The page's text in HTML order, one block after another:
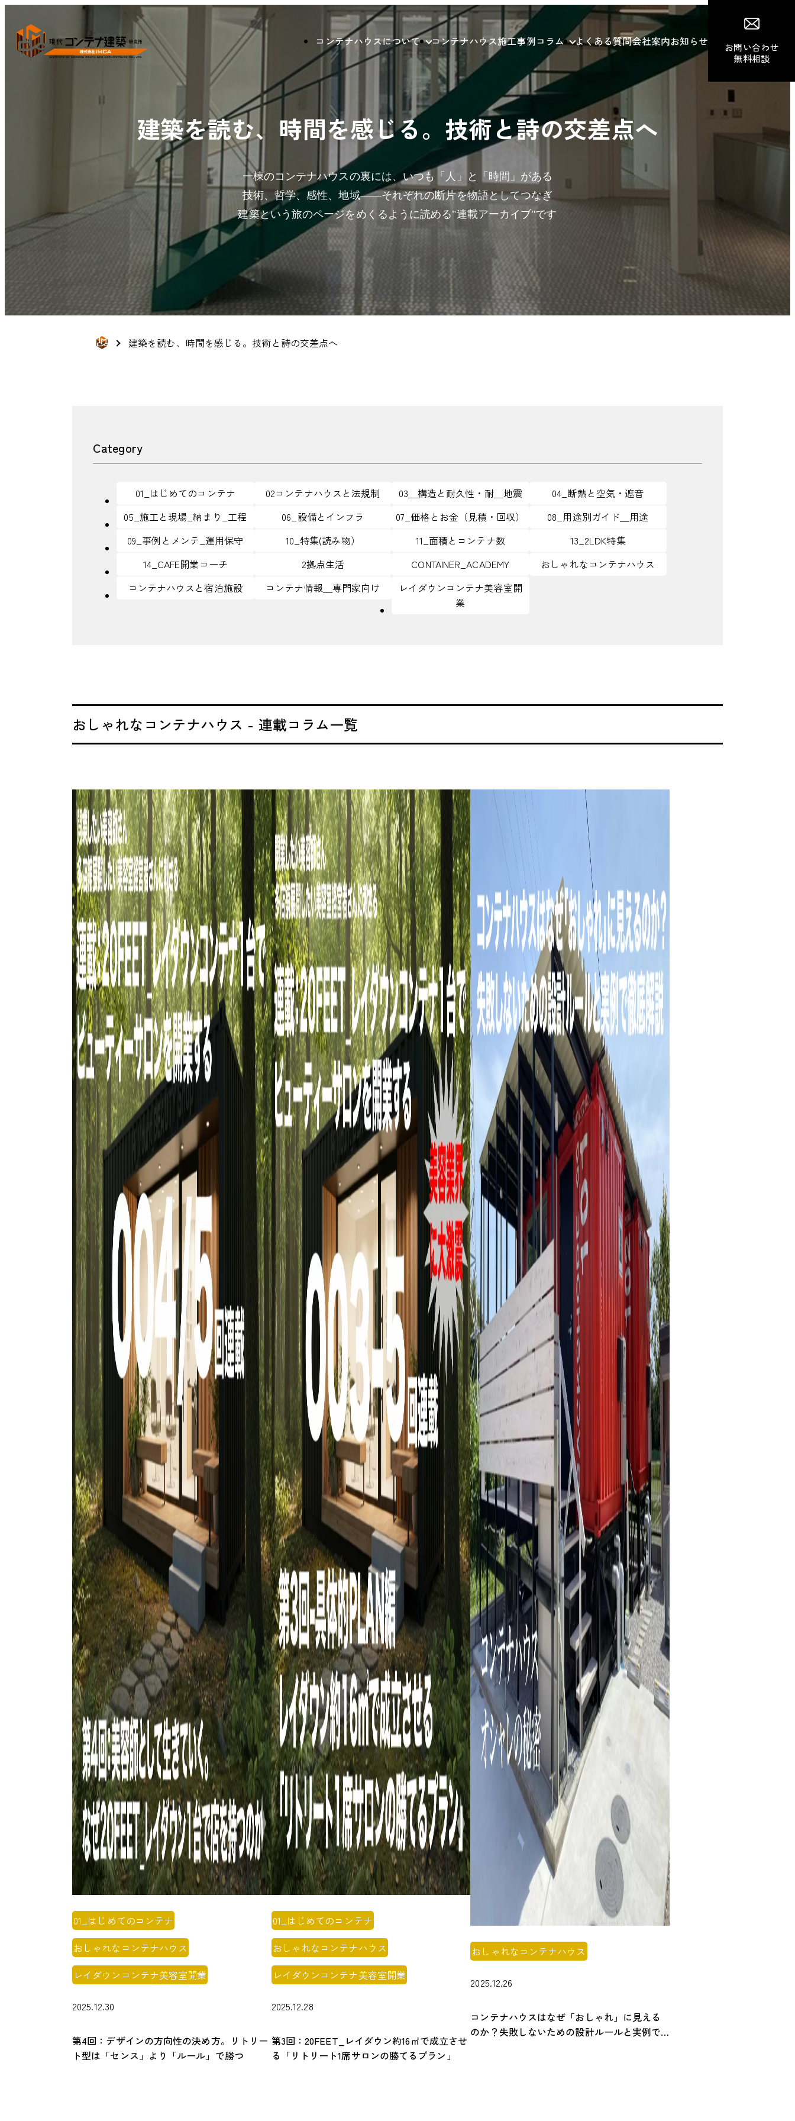
コンテナハウスについて コンテナハウス施工事例コラム よくある質問会社案内お知らせ
お問い合わせ
無料相談
建築を読む、時間を感じる。技術と詩の交差点へ
一棟のコンテナハウスの裏には、いつも「人」と「時間」がある
技術、哲学、感性、地域——それぞれの断片を物語としてつなぎ
建築という旅のページをめくるように読める"連載アーカイブ"です
建築を読む、時間を感じる。技術と詩の交差点へ
Category
01_はじめてのコンテナ 02コンテナハウスと法規制 03＿構造と耐久性・耐＿地震
04_断熱と空気・遮音
05_施工と現場_納まり_工程
06_設備とインフラ 07_価格とお金（見積・回収）
08_用途別ガイド＿用途
09_事例とメンテ_運用保守
10_特集(読み物） 11_面積とコンテナ数
13_2LDK特集
14_CAFE開業コーチ
2拠点生活 CONTAINER_ACADEMY
おしゃれなコンテナハウス
コンテナハウスと宿泊施設
コンテナ情報＿専門家向け
レイダウンコンテナ美容室開
業
おしゃれなコンテナハウス - 連載コラム一覧
01_はじめてのコンテナ
おしゃれなコンテナハウス
レイダウンコンテナ美容室開業
2025.12.30
第4回：デザインの方向性の決め方。リトリー
ト型は「センス」より「ルール」で勝つ
01_はじめてのコンテナ
おしゃれなコンテナハウス
レイダウンコンテナ美容室開業
2025.12.28
第3回：20FEET_レイダウン約16㎡で成立させ
る「リトリート1席サロンの勝てるプラン」
おしゃれなコンテナハウス
2025.12.26
コンテナハウスはなぜ「おしゃれ」に見える
のか？失敗しないための設計ルールと実例で